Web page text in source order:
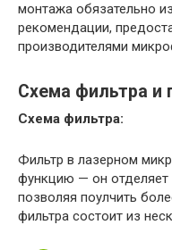
монтажа обязательно
рекомендации,
производителями
Схема фильтра и
Схема фильтра:
Фильтр в лазерном
функцию — он отделяет
позволяя поулчить
фильтра состоит из